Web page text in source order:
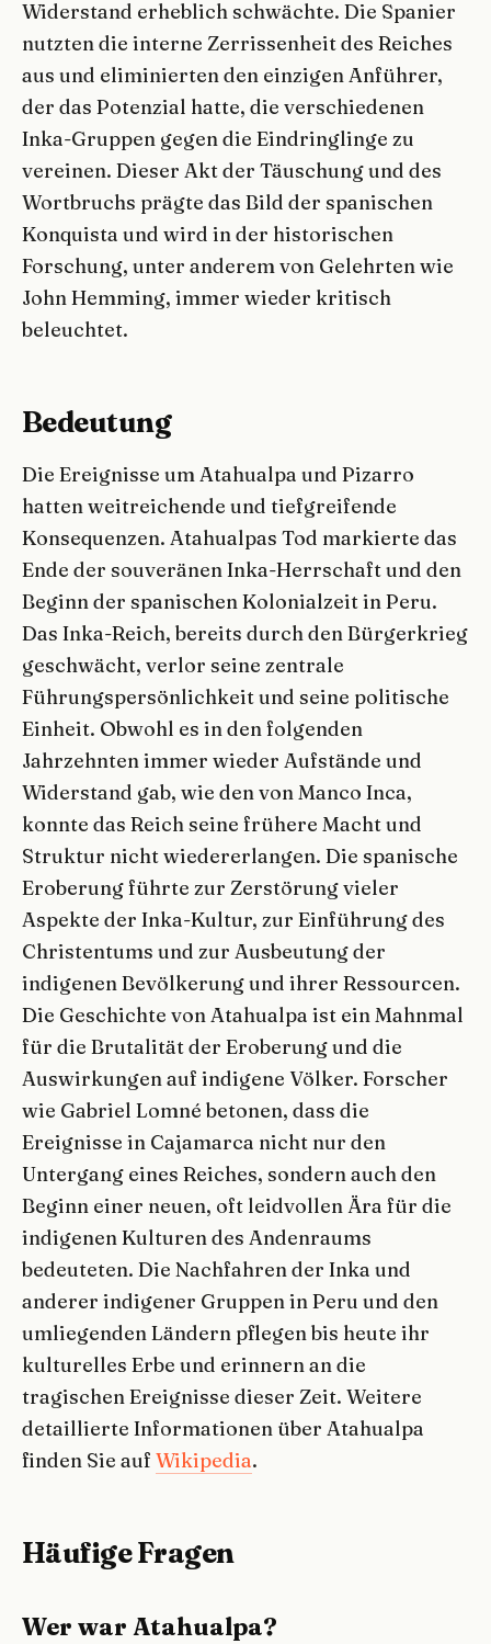
Widerstand erheblich schwächte. Die Spanier
nutzten die interne Zerrissenheit des Reiches
aus und eliminierten den einzigen Anführer,
der das Potenzial hatte, die verschiedenen
Inka-Gruppen gegen die Eindringlinge zu
vereinen. Dieser Akt der Täuschung und des
Wortbruchs prägte das Bild der spanischen
Konquista und wird in der historischen
Forschung, unter anderem von Gelehrten wie
John Hemming, immer wieder kritisch
beleuchtet.
Bedeutung
Die Ereignisse um Atahualpa und Pizarro
hatten weitreichende und tiefgreifende
Konsequenzen. Atahualpas Tod markierte das
Ende der souveränen Inka-Herrschaft und den
Beginn der spanischen Kolonialzeit in Peru.
Das Inka-Reich, bereits durch den Bürgerkrieg
geschwächt, verlor seine zentrale
Führungspersönlichkeit und seine politische
Einheit. Obwohl es in den folgenden
Jahrzehnten immer wieder Aufstände und
Widerstand gab, wie den von Manco Inca,
konnte das Reich seine frühere Macht und
Struktur nicht wiedererlangen. Die spanische
Eroberung führte zur Zerstörung vieler
Aspekte der Inka-Kultur, zur Einführung des
Christentums und zur Ausbeutung der
indigenen Bevölkerung und ihrer Ressourcen.
Die Geschichte von Atahualpa ist ein Mahnmal
für die Brutalität der Eroberung und die
Auswirkungen auf indigene Völker. Forscher
wie Gabriel Lomné betonen, dass die
Ereignisse in Cajamarca nicht nur den
Untergang eines Reiches, sondern auch den
Beginn einer neuen, oft leidvollen Ära für die
indigenen Kulturen des Andenraums
bedeuteten. Die Nachfahren der Inka und
anderer indigener Gruppen in Peru und den
umliegenden Ländern pflegen bis heute ihr
kulturelles Erbe und erinnern an die
tragischen Ereignisse dieser Zeit. Weitere
detaillierte Informationen über Atahualpa
finden Sie auf Wikipedia.
Häufige Fragen
Wer war Atahualpa?